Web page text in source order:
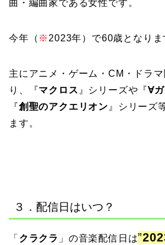
曲・編曲家である女性です。
今年（ ※ 2023年）で60歳となりま
主にアニメ・ゲーム・CM・ドラ
り、『マクロス 』シリーズや『∀
『創聖のアクエリオン 』シリーズ
ます。
３．配信日はいつ？
「 クラクラ 」の音楽配信日は”